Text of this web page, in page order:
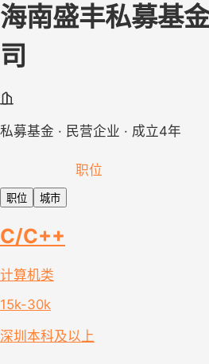
海南盛丰私募基
司
私募基金 · 民营企业 · 成立4年
职位
职位 城市
C/C++
计算机类
15k-30k
深圳 本科及以上